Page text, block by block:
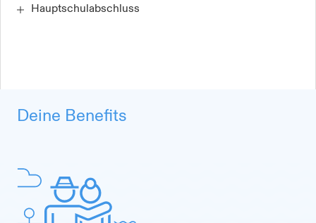
Hauptschulabschluss
Deine Benefits